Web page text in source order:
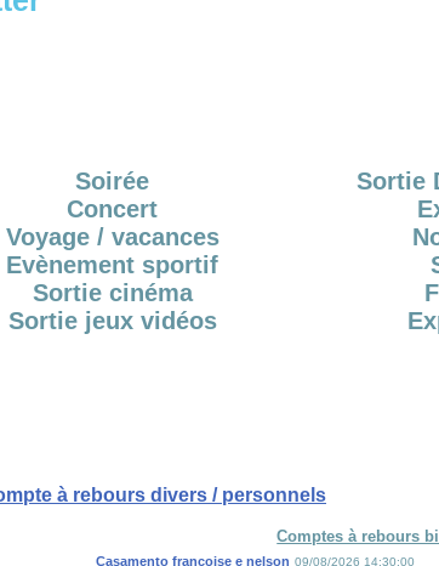
Soirée
Concert
Voyage / vacances
Evènement sportif
Sortie cinéma
Sortie jeux vidéos
Sortie
à rebours divers / personnels
Comptes à rebours
Casamento françoise e nelson 09/08/2026 14:30:00